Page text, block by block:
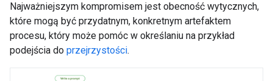
Najważniejszym kompromisem jest obecność wytycznych,
które mogą być przydatnym, konkretnym artefaktem
procesu, który może pomóc w określaniu na przykład
podejścia do przejrzystości.